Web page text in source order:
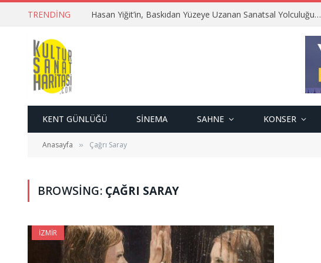
TRENDING Hasan Yiğit’in, Baskıdan Yüzeye Uzanan Sanatsal Yolculuğu…
KENT GÜNLÜĞÜ SINEMA SAHNE KONSER
Anasayfa » Çağrı Saray
BROWSING: ÇAĞRI SARAY
İZMIR